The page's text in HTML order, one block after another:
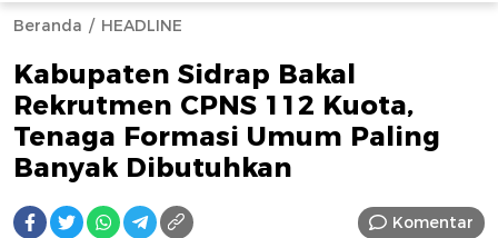
AFN BEAUTY LUXURY
Beranda HEADLINE
Kabupaten Sidrap Bakal
Rekrutmen CPNS 112 Kuota,
Tenaga Formasi Umum Paling
Banyak Dibutuhkan
Komentar